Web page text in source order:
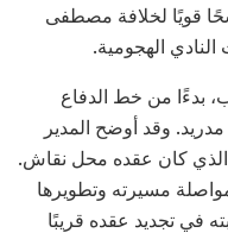
قويًا لخلافة مصطفى
الهجومية.
بدءًا من خط الدفاع
وقد أوضح المدير
كان عقده محل نقاش.
مسيرته وتطويرها
في تجديد عقده قريبًا